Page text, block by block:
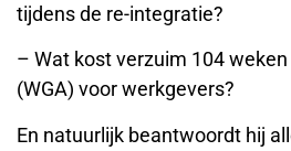
tijdens de re-integratie?
– Wat kost verzuim 104
(WGA) voor werkgevers?
En natuurlijk beantwoordt hij